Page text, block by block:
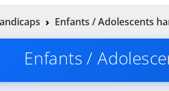
Enfants / Adolescents
Enfants /